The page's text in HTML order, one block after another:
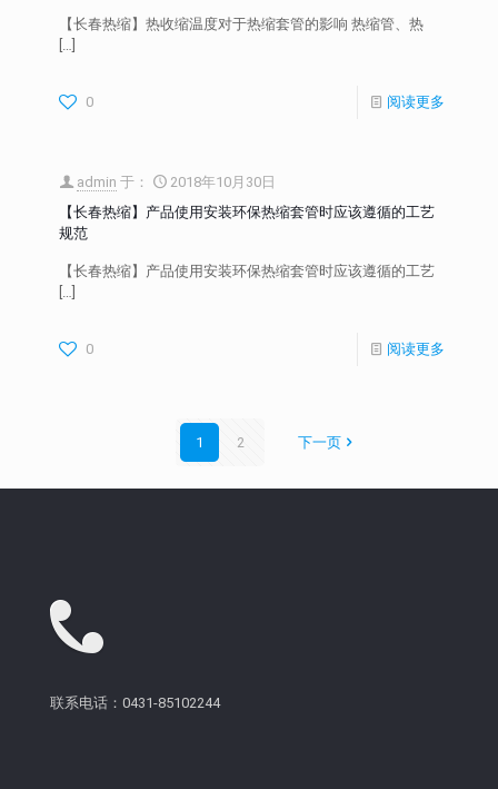
【长春热缩】热收缩温度对于热缩套管的影响 热缩管、热
[…]
0 阅读更多
admin 于：
2018年10月30日
【长春热缩】产品使用安装环保热缩套管时应该遵循的工艺
规范
【长春热缩】产品使用安装环保热缩套管时应该遵循的工艺
[…]
0 阅读更多
1 2 下一页
联系电话：0431-85102244